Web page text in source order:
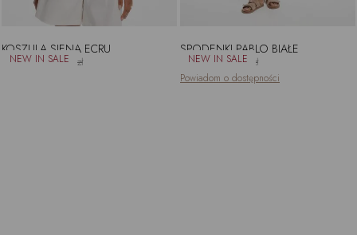
KOSZULA SIENA ECRU
361.25zł 425.00zł
SPODENKI PABLO BIAŁE
404.10zł
449.00zł
Powiadom o dostępności